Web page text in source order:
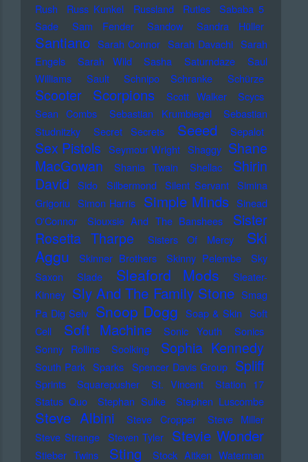
Rush
Russ Kunkel Russland Rutles
Sababa 5
Sade
Sam Fender Sandow Sandra Hüller
Santiano Sarah Connor Sarah Davachi Sarah
Engels
Sarah Wild Sasha Saturndaze
Saul
Williams
Sault Schnipo Schranke Schürze
Scooter Scorpions Scott Walker
Scycs
Sean Combs
Sebastian Krumbiegel
Sebastian
Studnitzky
Secret Secrets Seeed Sepalot
Sex Pistols Seymour Wright Shaggy Shane
MacGowan
Shania Twain Shellac
Shirin
David
Sido Silbermond Silent Servant Simina
Grigoriu Simon Harris Simple Minds Sinead
O'Connor
Siouxsie And The Banshees
Sister
Rosetta Tharpe
Sisters Of Mercy
Ski
Aggu
Skinner Brothers Skinny Pelembe
Sky
Saxon
Slade Sleaford Mods
Sleater-
Kinney Sly And The Family Stone Smag
Pa Dig Selv Snoop Dogg Soap & Skin Soft
Cell
Soft Machine Sonic Youth
Sonics
Sonny Rollins
Soolking Sophia Kennedy
South Park Sparks Spencer Davis Group Spliff
Sprints Squarepusher St. Vincent
Station 17
Status Quo
Stephan Sulke Stephen Luscombe
Steve Albini Steve Cropper
Steve Miller
Steve Strange Steven Tyler Stevie Wonder
Stieber Twins Sting
Stock Aitken Waterman